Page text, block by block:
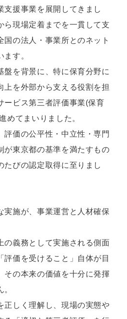
支援事業を展開してきまし
ら現場定着までを一貫して支
国の法人・事業所とのネット
す。
盤を背景に、特に保育分野に
上を外部から支える役割を担
ービス第三者評価事業(保育
めてまいりました。
評価の公平性・中立性・専門
が東京都の基準を満たすもの
たびの認定取得に至りまし
施が、事業運営と人材確保
の義務として実施される側面
評価を受けること」自体が目
その本来の価値を十分に発揮
正しく理解し、現場の実態や